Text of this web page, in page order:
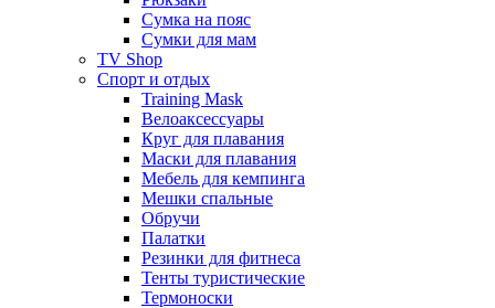
Сумка на пояс
Сумки для мам
TV Shop
Спорт и отдых
Training Mask
Велоаксессуары
Круг для плавания
Маски для плавания
Мебель для кемпинга
Мешки спальные
Обручи
Палатки
Резинки для фитнеса
Тенты туристические
Термоноски